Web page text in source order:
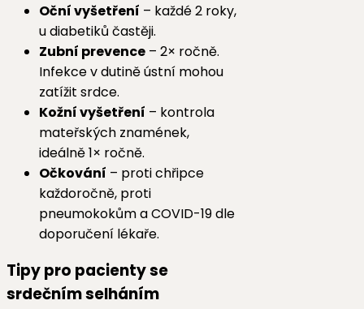
Oční vyšetření – každé 2 roky,
u diabetiků častěji.
Zubní prevence – 2× ročně.
Infekce v dutině ústní mohou
zatížit srdce.
Kožní vyšetření – kontrola
mateřských znamének,
ideálně 1× ročně.
Očkování – proti chřipce
každoročně, proti
pneumokokům a COVID-19 dle
doporučení lékaře.
Tipy pro pacienty se
srdečním selháním